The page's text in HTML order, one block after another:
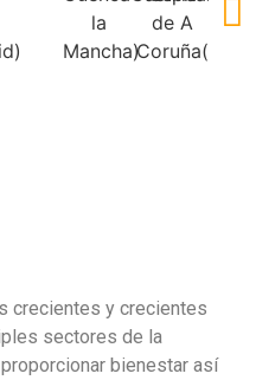
crecientes y crecientes
sectores de la
bienestar así